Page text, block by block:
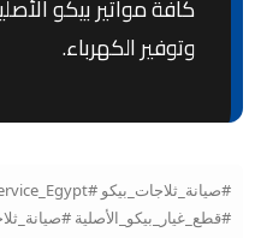
كافة مواتير بيكو
وتوفير الكهرباء.
#قطع_غيار_بيكو_الأصلية